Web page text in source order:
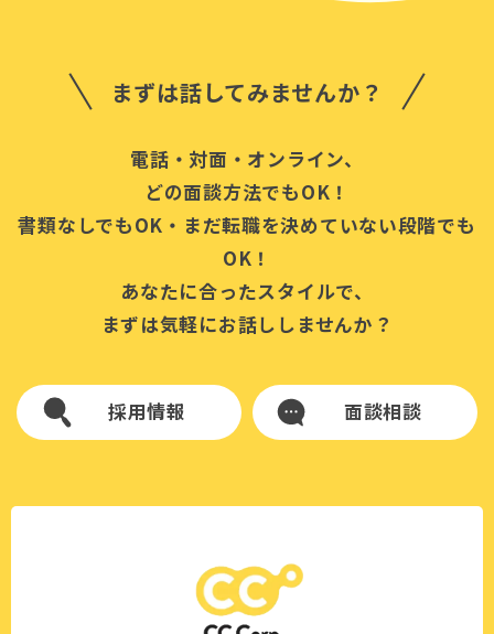
まずは話してみませんか？
電話・対面・オンライン、
どの面談方法でもOK！
書類なしでもOK・まだ転職を決めていない段階でも
OK！
あなたに合ったスタイルで、
まずは気軽にお話ししませんか？
採用情報 面談相談